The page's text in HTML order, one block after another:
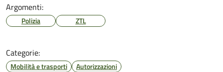
Argomenti:
Polizia ZTL
Categorie:
Mobilità e trasporti Autorizzazioni